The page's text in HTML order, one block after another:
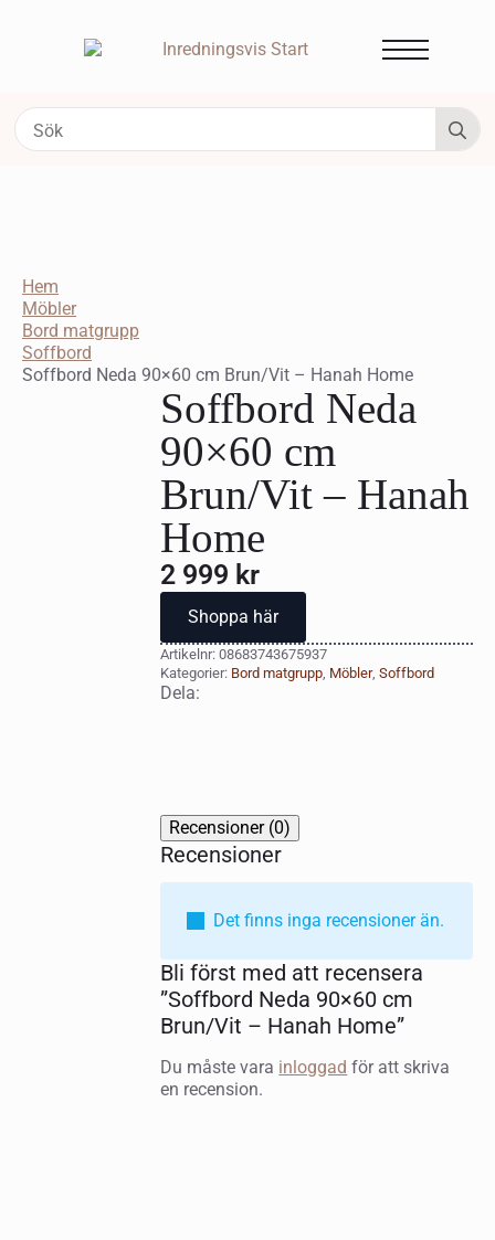
Hem
Möbler
Bord matgrupp
Soffbord
Soffbord Neda 90×60 cm Brun/Vit – Hanah Home
Soffbord Neda
90×60 cm
Brun/Vit – Hanah
Home
2 999 kr
Shoppa här
Artikelnr:08683743675937
Kategorier: Bord matgrupp, Möbler,Soffbord
Dela:
Recensioner (0)
Recensioner
Det finns inga recensioner än.
Bli först med att recensera
”Soffbord Neda 90×60 cm
Brun/Vit – Hanah Home”
Du måste vara inloggad för att skriva
en recension.